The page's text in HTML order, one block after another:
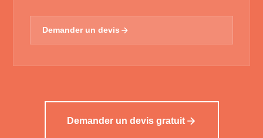
Demander un devis
Demander un devis gratuit